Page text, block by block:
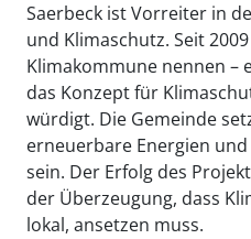
Saerbeck ist Vorreiter in
und Klimaschutz. Seit
Klimakommune nennen –
das Konzept für
würdigt. Die Gemeinde
erneuerbare Energien
sein. Der Erfolg des
der Überzeugung, dass
lokal, ansetzen muss.